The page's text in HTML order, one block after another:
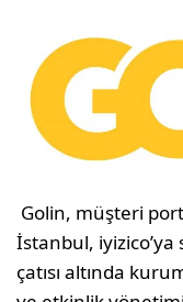
Golin, müşteri
İstanbul, iyizico’ya
çatısı altında